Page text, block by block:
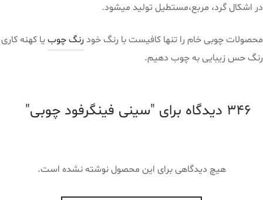
در اشکال گرد، مربع،مستطیل تولید میشود.
محصولات چوبی خام را تنها کافیست با رنگ خودرنگ چوب یا کهنه کاری
رنگ حس زیبایی به چوب دهیم.
346 دیدگاه برای سینی فینگرفود چوبی
هیچ دیدگاهی برای این محصول نوشته نشده است.